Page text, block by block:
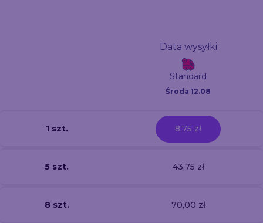
Data wysyłki
Standard
Środa 12.08
1 szt. 8,75 zł
5 szt. 43,75 zł
8 szt. 70,00 zł